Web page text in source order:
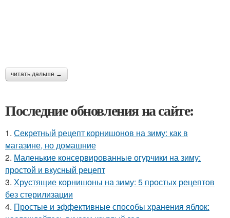
читать дальше →
Последние обновления на сайте:
1. Секретный рецепт корнишонов на зиму: как в
магазине, но домашние
2. Маленькие консервированные огурчики на зиму:
простой и вкусный рецепт
3. Хрустящие корнишоны на зиму: 5 простых рецептов
без стерилизации
4. Простые и эффективные способы хранения яблок: